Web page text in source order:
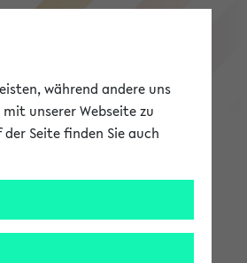
eKVV
während andere uns
unserer Webseite zu
Seite finden Sie auch